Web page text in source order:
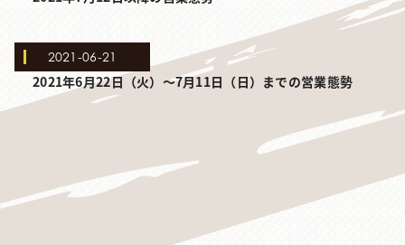
2021-06-21
2021年6月22日（火）～7月11日（日）までの営業態勢